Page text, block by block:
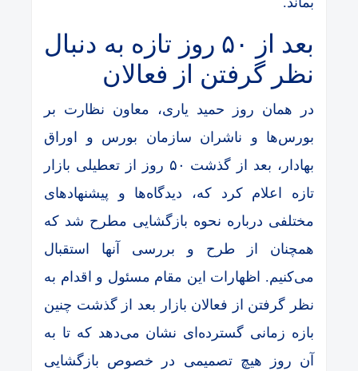
بعد از ۵۰ روز تازه به دنبال
نظر گرفتن از فعالان
در همان روز حمید یاری، معاون نظارت بر
بورس‌ها و ناشران سازمان بورس و اوراق
بهادار، بعد از گذشت ۵۰ روز از تعطیلی بازار
تازه اعلام کرد که، دیدگاه‌ها و پیشنهاد‌های
مختلفی درباره نحوه بازگشایی مطرح شد که
همچنان از طرح و بررسی آنها استقبال
می‌کنیم. اظهارات این مقام مسئول و اقدام به
نظر گرفتن از فعالان بازار بعد از گذشت چنین
بازه زمانی گسترده‌ای نشان می‌دهد که تا به
آن روز هیچ تصمیمی در خصوص بازگشایی